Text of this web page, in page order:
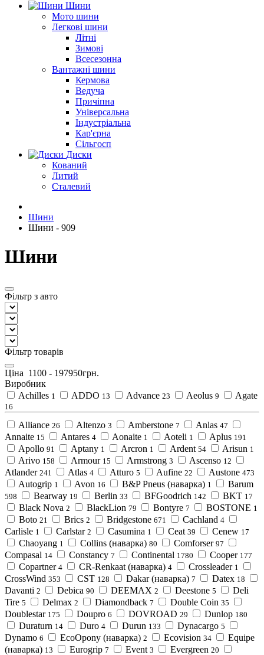
Шини
Мото шини
Легкові шини
Літні
Зимові
Всесезонна
Вантажні шини
Кермова
Ведуча
Причіпна
Універсальна
Індустріальна
Кар'єрна
Сільгосп
Диски
Кований
Литий
Сталевий
Шини
Шини - 909
Шини
Фільтр з авто
Фільтр товарів
Ціна 1100 - 197950грн.
Виробник
Achilles 1 ADDO 13 Advance 23 Aeolus 9 Agate
16
Alliance 26 Altenzo 3 Amberstone 7 Anlas 47
Annaite 15 Antares 4 Aonaite 1 Aoteli 1 Aplus 191
Apollo 91 Aptany 1 Arcron 1 Ardent 54 Arisun 1
Arivo 158 Armour 15 Armstrong 3 Ascenso 12
Atlander 241 Atlas 4 Atturo 5 Aufine 22 Austone 473
Autogrip 1 Avon 16 B&P Pneus (наварка) 1 Barum
598 Bearway 19 Berlin 33 BFGoodrich 142 BKT 17
Black Nova 2 BlackLion 79 Bontyre 7 BOSTONE 1
Boto 21 Brics 2 Bridgestone 671 Cachland 4
Carlisle 1 Carlstar 2 Casumina 1 Ceat 39 Cenew 17
Chaoyang 1 Collins (наварка) 80 Comforser 97
Compasal 14 Constancy 7 Continental 1780 Cooper 177
Copartner 4 CR-Renkaat (наварка) 4 Crossleader 1
CrossWind 353 CST 128 Dakar (наварка) 7 Datex 18
Davanti 2 Debica 90 DEEMAX 2 Deestone 5
Deli
Tire 5 Delmax 2 Diamondback 7 Double Coin 35
Doublestar 175 Doupro 6 DOVROAD 29 Dunlop 180
Duraturn 14 Duro 4 Durun 133 Dynacargo 5
Dynamo 6 EcoOpony (наварка) 2 Ecovision 34
Equipe
(наварка) 13 Eurogrip 7 Event 3 Evergreen 20